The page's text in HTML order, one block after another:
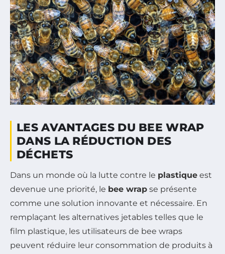
LES AVANTAGES DU BEE WRAP
DANS LA RÉDUCTION DES
DÉCHETS
Dans un monde où la lutte contre le plastique est
devenue une priorité, le bee wrap se présente
comme une solution innovante et nécessaire. En
remplaçant les alternatives jetables telles que le
film plastique, les utilisateurs de bee wraps
peuvent réduire leur consommation de produits à